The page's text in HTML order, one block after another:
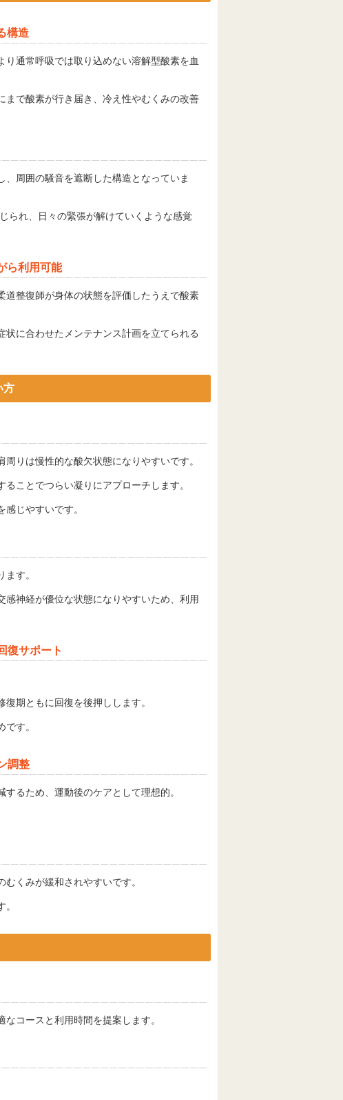
構造
通常呼吸では取り込めない溶解型酸素を血
で酸素が行き届き、冷え性やむくみの改善
周囲の騒音を遮断した構造となっていま
られ、日々の緊張が解けていくような感覚
ら利用可能
整復師が身体の状態を評価したうえで酸素
に合わせたメンテナンス計画を立てられる
方
りは慢性的な酸欠状態になりやすいです。
ことでつらい凝りにアプローチします。
じやすいです。
す。
神経が優位な状態になりやすいため、利用
復サポート
期ともに回復を後押しします。
す。
調整
るため、運動後のケアとして理想的。
くみが緩和されやすいです。
コースと利用時間を提案します。